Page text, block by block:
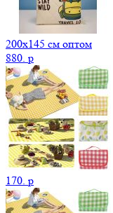
200х145 см оптом
880. p
170. p